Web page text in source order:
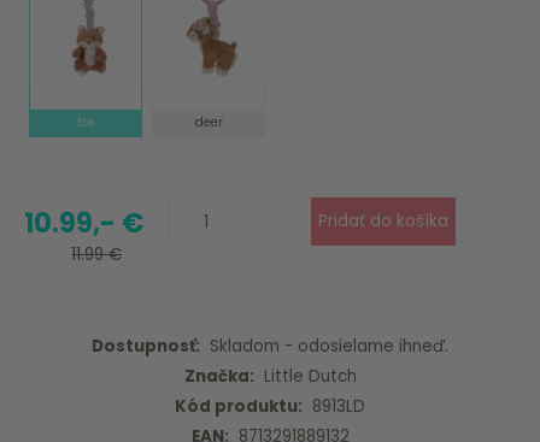
fox deer
10.99,- €
11.99 €
Dostupnosť: Skladom - odosielame ihneď.
Značka: Little Dutch
Kód produktu: 8913LD
EAN: 8713291889132